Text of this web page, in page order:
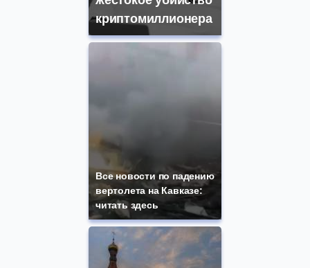
криптомиллионера
Все новости по падению
вертолета на Кавказе:
читать здесь